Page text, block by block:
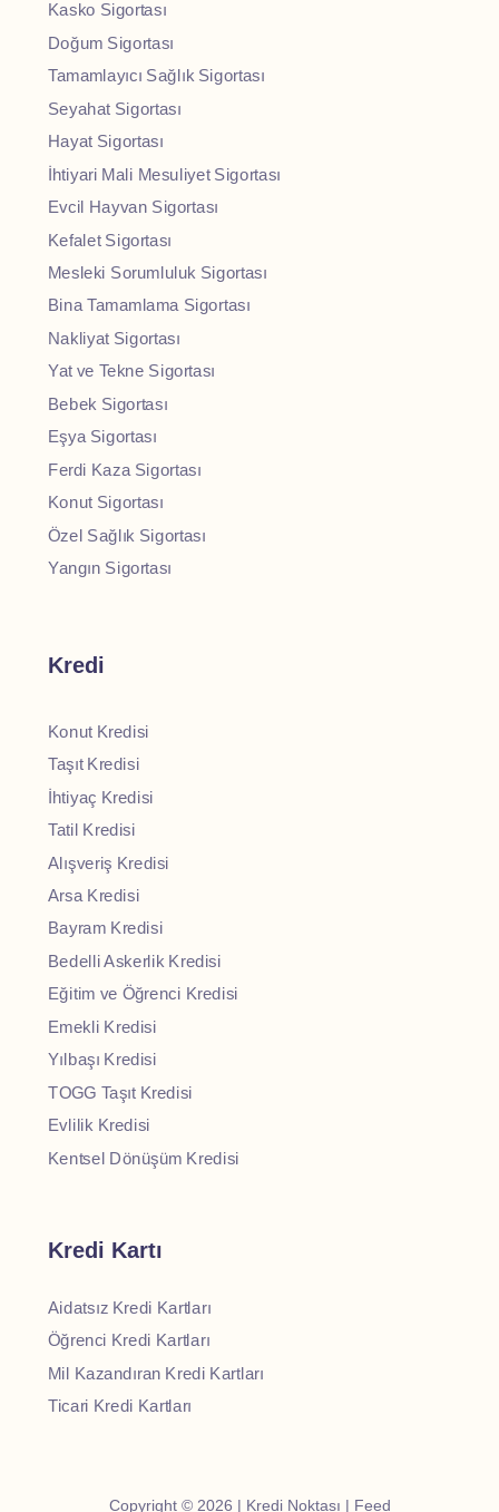
Kasko Sigortası
Doğum Sigortası
Tamamlayıcı Sağlık Sigortası
Seyahat Sigortası
Hayat Sigortası
İhtiyari Mali Mesuliyet Sigortası
Evcil Hayvan Sigortası
Kefalet Sigortası
Mesleki Sorumluluk Sigortası
Bina Tamamlama Sigortası
Nakliyat Sigortası
Yat ve Tekne Sigortası
Bebek Sigortası
Eşya Sigortası
Ferdi Kaza Sigortası
Konut Sigortası
Özel Sağlık Sigortası
Yangın Sigortası
Kredi
Konut Kredisi
Taşıt Kredisi
İhtiyaç Kredisi
Tatil Kredisi
Alışveriş Kredisi
Arsa Kredisi
Bayram Kredisi
Bedelli Askerlik Kredisi
Eğitim ve Öğrenci Kredisi
Emekli Kredisi
Yılbaşı Kredisi
TOGG Taşıt Kredisi
Evlilik Kredisi
Kentsel Dönüşüm Kredisi
Kredi Kartı
Aidatsız Kredi Kartları
Öğrenci Kredi Kartları
Mil Kazandıran Kredi Kartları
Ticari Kredi Kartları
Copyright © 2026 | Kredi Noktası | Feed